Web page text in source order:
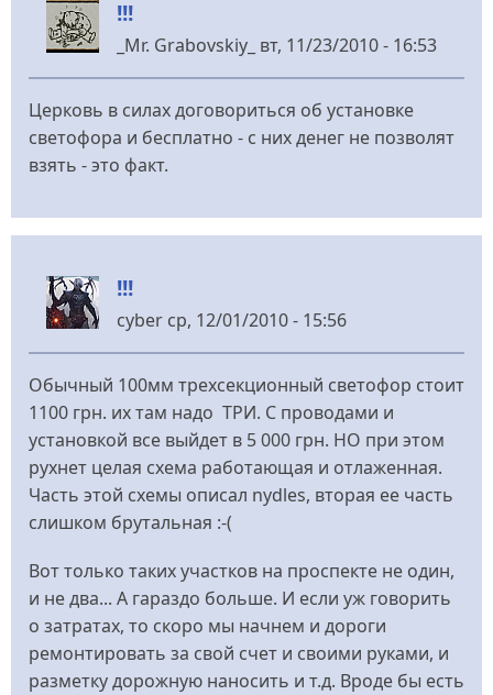
!!!
_Mr. Grabovskiy_ вт, 11/23/2010 - 16:53
Церковь в силах договориться об установке
светофора и бесплатно - с них денег не позволят
взять - это факт.
!!!
cyber ср, 12/01/2010 - 15:56
Обычный 100мм трехсекционный светофор стоит
1100 грн. их там надо ТРИ. С проводами и
установкой все выйдет в 5 000 грн. НО при этом
рухнет целая схема работающая и отлаженная.
Часть этой схемы описал nydles, вторая ее часть
слишком брутальная :-(
Вот только таких участков на проспекте не один,
и не два... А гараздо больше. И если уж говорить
о затратах, то скоро мы начнем и дороги
ремонтировать за свой счет и своими руками, и
разметку дорожную наносить и т.д. Вроде бы есть